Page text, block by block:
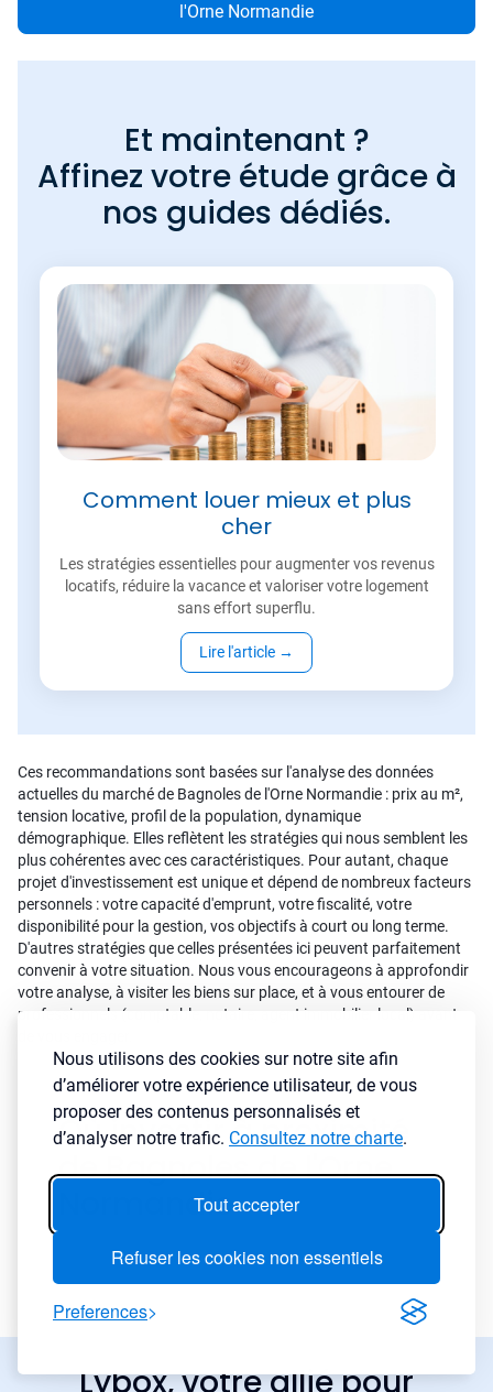
Nous utilisons des cookies sur notre site afin
d’améliorer votre expérience utilisateur, de vous
proposer des contenus personnalisés et
d’analyser notre trafic. Consultez notre charte.
Tout accepter
Refuser les cookies non essentiels
Preferences
l'Orne Normandie
Et maintenant ?
Affinez votre étude grâce à
nos guides dédiés.
Comment louer mieux et plus
cher
Les stratégies essentielles pour augmenter vos revenus
locatifs, réduire la vacance et valoriser votre logement
sans effort superflu.
Lire l'article →
Ces recommandations sont basées sur l'analyse des données
actuelles du marché de Bagnoles de l'Orne Normandie : prix au m²,
tension locative, profil de la population, dynamique
démographique. Elles reflètent les stratégies qui nous semblent les
plus cohérentes avec ces caractéristiques. Pour autant, chaque
projet d'investissement est unique et dépend de nombreux facteurs
personnels : votre capacité d'emprunt, votre fiscalité, votre
disponibilité pour la gestion, vos objectifs à court ou long terme.
D'autres stratégies que celles présentées ici peuvent parfaitement
convenir à votre situation. Nous vous encourageons à approfondir
votre analyse, à visiter les biens sur place, et à vous entourer de
professionnels (comptable, notaire, agent immobilier local) avant
Où investir à proximité
de Bagnoles de l'Orne
Normandie
Lybox, votre allié pour